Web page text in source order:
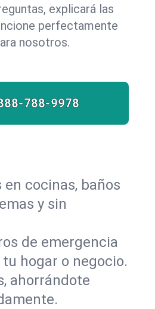
explicará las
perfectamente
nosotros.
788-9978
cocinas, baños
y sin
de emergencia
hogar o negocio.
ahorrándote